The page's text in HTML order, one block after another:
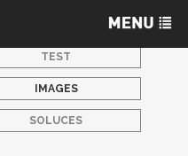
TEST
IMAGES
SOLUCES